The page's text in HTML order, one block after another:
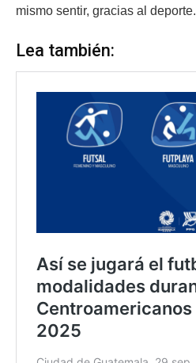
mismo sentir, gracias al deporte.
Lea también: